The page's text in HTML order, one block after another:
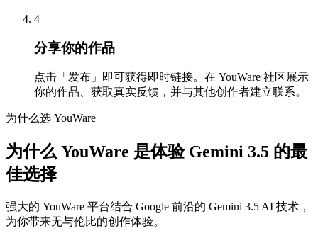
4
分享你的作品
点击「发布」即可获得即时链接。在 YouWare 社区展示
你的作品、获取真实反馈，并与其他创作者建立联系。
为什么选 YouWare
为什么 YouWare 是体验 Gemini 3.5 的最
佳选择
强大的 YouWare 平台结合 Google 前沿的 Gemini 3.5 AI 技术，
为你带来无与伦比的创作体验。